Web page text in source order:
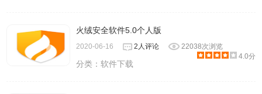
火绒安全软件5.0个人版
2020-06-16 2人评论
22038次浏览
4.0分
分类：软件下载